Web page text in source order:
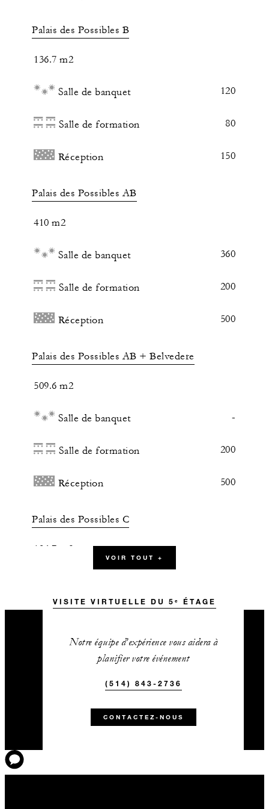
Palais des Possibles B
136.7 m2
Salle de banquet 120
Salle de formation 80
Réception 150
Palais des Possibles AB
410 m2
Salle de banquet 360
Salle de formation 200
Réception 500
Palais des Possibles AB + Belvedere
509.6 m2
Salle de banquet -
Salle de formation 200
Réception 500
Palais des Possibles C
136.7 m2
Réception
Palais des Possibles BC
Salle de formation 140
VOIR TOUT +
VISITE VIRTUELLE DU 5ᵉ ÉTAGE
Notre équipe d’expérience vous aidera à
planifier votre événement
(514) 843-2736
CONTACTEZ-NOUS